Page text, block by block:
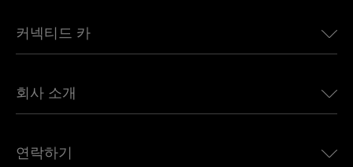
유럽용 eSIM
캐나다용 eSIM
아프리카용 eSIM
커넥티드 카
Land Rover용 Ubigi
Jeep용 Ubigi
회사 소개
언론에 소개된 Ubigi
연락하기